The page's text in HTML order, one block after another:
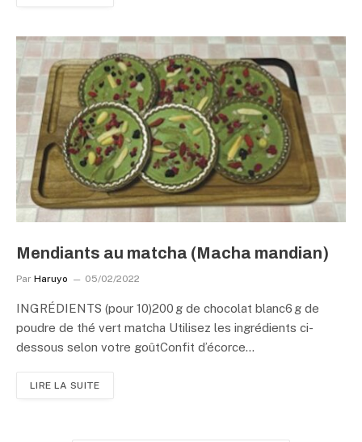
Mendiants au matcha (Macha mandian)
Par Haruyo 05/02/2022
INGRÉDIENTS (pour 10)200 g de chocolat blanc6 g de
poudre de thé vert matcha Utilisez les ingrédients ci-
dessous selon votre goûtConfit d’écorce…
LIRE LA SUITE